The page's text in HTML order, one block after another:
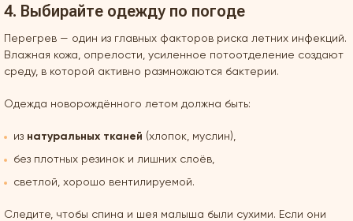
4. Выбирайте одежду по погоде
Перегрев — один из главных факторов риска летних инфекций.
Влажная кожа, опрелости, усиленное потоотделение создают
среду, в которой активно размножаются бактерии.
Одежда новорождённого летом должна быть:
из натуральных тканей (хлопок, муслин),
без плотных резинок и лишних слоёв,
светлой, хорошо вентилируемой.
Следите, чтобы спина и шея малыша были сухими. Если они